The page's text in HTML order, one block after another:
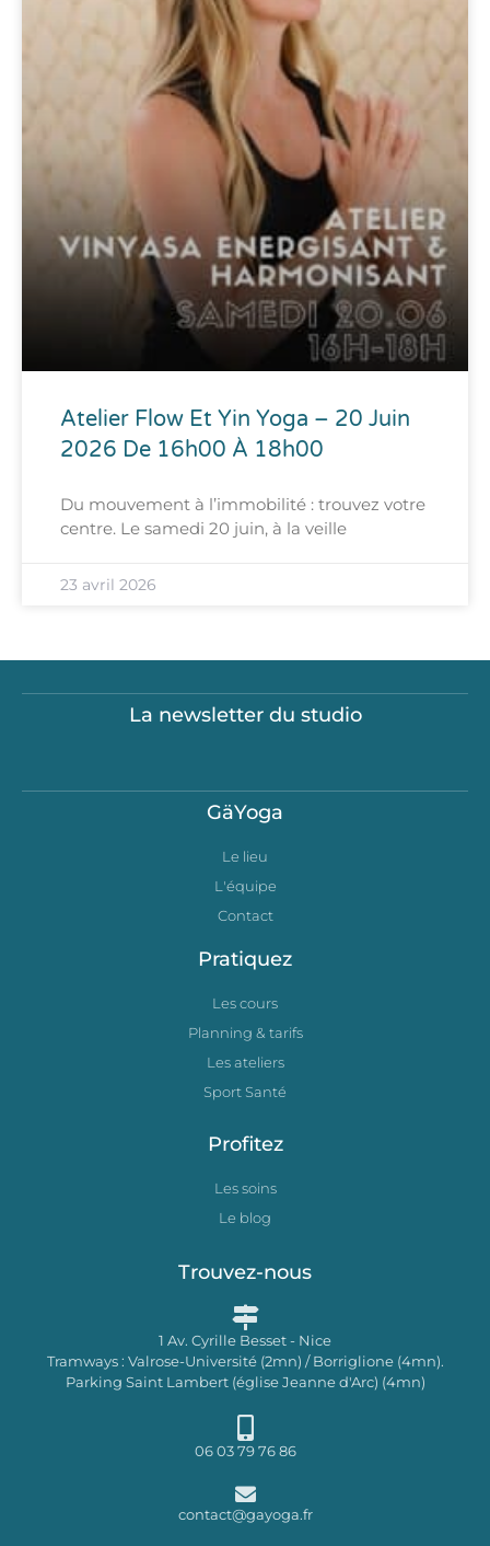
Atelier Flow Et Yin Yoga – 20 Juin
2026 De 16h00 À 18h00
Du mouvement à l’immobilité : trouvez votre
centre. Le samedi 20 juin, à la veille
23 avril 2026
La newsletter du studio
GäYoga
Le lieu
L'équipe
Contact
Pratiquez
Les cours
Planning & tarifs
Les ateliers
Sport Santé
Profitez
Les soins
Le blog
Trouvez-nous
1 Av. Cyrille Besset - Nice
Tramways : Valrose-Université (2mn) / Borriglione (4mn).
Parking Saint Lambert (église Jeanne d'Arc) (4mn)
06 03 79 76 86
contact@gayoga.fr